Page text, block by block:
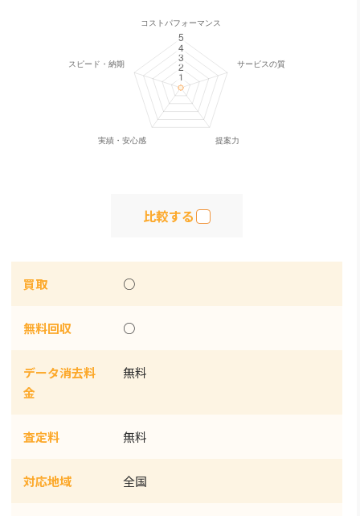
比較する
買取 ○
無料回収 ○
データ消去料
金
無料
査定料 無料
対応地域 全国